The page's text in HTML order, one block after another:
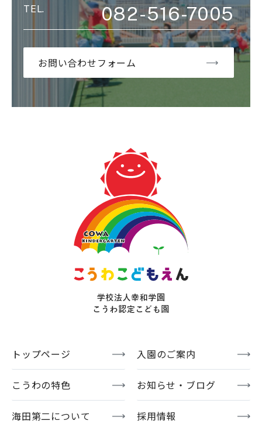
082-516-7005
お問い合わせフォーム
トップページ 入園のご案内
こうわの特色 お知らせ・ブログ
海田第二について 採用情報